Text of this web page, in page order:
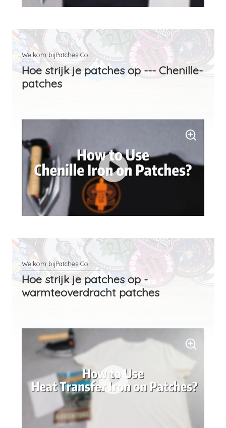
Hoe strijk je patches op --- Chenille-
patches
Hoe strijk je patches op -
warmteoverdracht patches